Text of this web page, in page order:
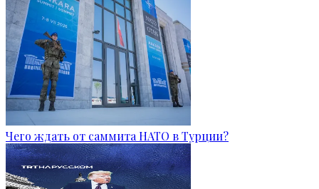
Чего ждать от саммита НАТО в Турции?